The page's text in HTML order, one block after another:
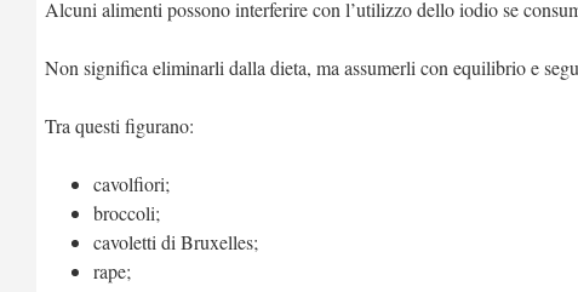
Alcuni alimenti possono interferire con l’utilizzo dello iodio se
Non significa eliminarli dalla dieta, ma assumerli con equilibrio e
Tra questi figurano:
cavolfiori;
broccoli;
cavoletti di Bruxelles;
rape;